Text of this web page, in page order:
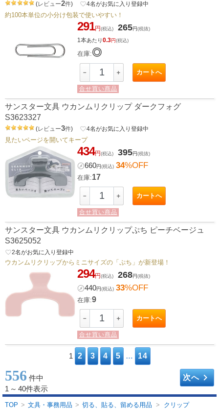
(レビュー2件) favorite_border4名がお気に入り登録中
約100本単位の小分け包装で使いやすい！
291円(税込) 265円(税抜)
1本あたり0.3円(税込)
在庫:◎
－ ＋ カートへ
合せ買い商品
サンスター文具 ウカンムリクリップ ダークフォグ
S3623327
(レビュー3件) favorite_border4名がお気に入り登録中
見たいページを開いてキープ
434円(税込) 395円(税抜)
㋱660円(税込) 34%OFF
在庫:17
－ ＋ カートへ
合せ買い商品
サンスター文具 ウカンムリクリップぷち ピーチベージュ
S3625052
favorite_border2名がお気に入り登録中
ウカンムリクリップからミニサイズの「ぷち」が新登場！
294円(税込) 268円(税抜)
㋱440円(税込) 33%OFF
在庫:9
－ ＋ カートへ
合せ買い商品
1 2 3 4 5 … 14
556 件中
1 ～ 40件表示
次へkeyboard_arrow_right
TOP > 文具・事務用品 > 切る、貼る、留める用品 > クリップ